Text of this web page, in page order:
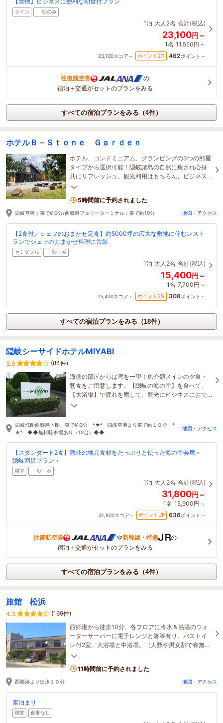
ツイン 朝のみ
1泊 大人2名 合計(税込)
23,100円～
1名 11,550円～
23,100スコア～ ポイント 2% 462ポイント～
往復航空券
の
宿泊＋交通がセットのプランをみる
すべての宿泊プランをみる（4件）
ホテルＢ－Ｓｔｏｎｅ Ｇａｒｄｅｎ
ホテル、コンドミニアム、グランピングの3つの部屋
タイプから選択可能！隠岐諸島の自然に癒され心身
共にリフレッシュ。観光利用はもちろん、ビジネス
利用も大歓迎！レストランや売店、コインランドリ
5時間前に予約されました
隠岐空港：車で約3分/西郷港フェリーターミナル：車で約10分 地図・アクセス
【2食付／シェフのおまかせ定食】約5000坪の広大な敷地に佇むレスト
ランでシェフのおまかせ料理に舌鼓
セミダブル 朝・夕
1泊 大人2名 合計(税込)
15,400円～
1名 7,700円～
15,400スコア～ ポイント 2% 308ポイント～
すべての宿泊プランをみる（18件）
隠岐シーサイドホテルMIYABI
3.9
(84件)
海側の部屋からは湾を一望！魚介類メインの夕食・
朝食をご用意します。【隠岐の海の幸】を食べて、
【大浴場】で疲れを癒して、観光にビジネスにおで
かけください。 事前予約で送迎も可。無料駐車場あ
隠岐汽船西郷港下船、車で約3分 *★* 隠岐空港より車で約１０分 *
★* ◆◆無料駐車場あり（10台）◆◆
地図・アクセス
【スタンダード2食】隠岐の地元食材をたっぷりと使った海の幸会席＜
隠岐満足プラン＞
和室 朝・夕
1泊 大人2名 合計(税込)
31,800円～
1名 15,900円～
31,800スコア～ ポイントUP 636ポイント～
往復航空券 や新幹線・特急
の
宿泊＋交通がセットのプランをみる
すべての宿泊プランをみる（4件）
旅館 松浜
4.3
(169件)
西郷港から徒歩10分。各フロアに冷水＆熱湯のウォ
ーターサーバーに電子レンジと箸等有り。バストイ
レ付2室。大浴場と中浴場。（人数や男女割で有無と
変更）男女ともウオシュレット付きトイレ一つずつ
11時間前に予約されました
西郷港より徒歩１０分 地図・アクセス
素泊まり
和室 食事なし